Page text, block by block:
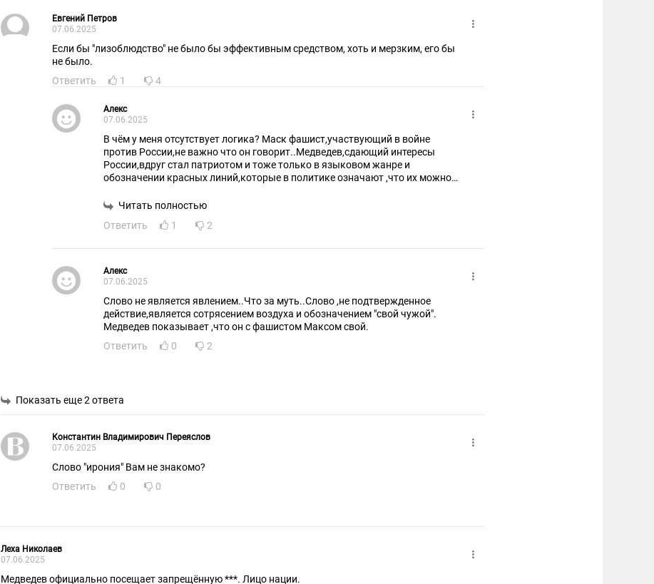
Евгений Петров
07.06.2025
Если бы "лизоблюдство" не было бы эффективным средством, хоть и мерзким, его бы
не было.
Ответить
1 4
Алекс
07.06.2025
В чём у меня отсутствует логика? Маск фашист,участвующий в войне
против России,не важно что он говорит..Медведев,сдающий интересы
России,вдруг стал патриотом и тоже только в языковом жанре и
обозначении красных линий,которые в политике означают ,что их можно
Читать полностью
Ответить
1 2
Алекс
07.06.2025
Слово не является явлением..Что за муть..Слово ,не подтвержденное
действие,является сотрясением воздуха и обозначением "свой чужой".
Медведев показывает ,что он с фашистом Максом свой.
Ответить
0 2
Показать еще 2 ответа
Константин Владимирович Переяслов
07.06.2025
Слово "ирония" Вам не знакомо?
Ответить
0 0
Леха Николаев
07.06.2025
Медведев официально посещает запрещённую ***. Лицо нации.